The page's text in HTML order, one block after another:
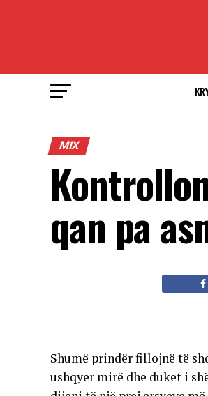
MIX
qan pa
Shumë prindër fillojnë të
ushqyer mirë dhe duket i